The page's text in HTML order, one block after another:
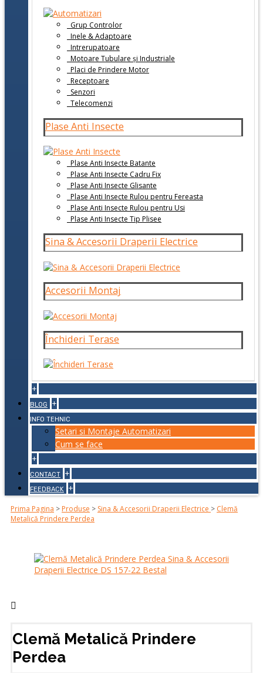
Grup Controlor
Inele & Adaptoare
Intrerupatoare
Motoare Tubulare și Industriale
Placi de Prindere Motor
Receptoare
Senzori
Telecomenzi
Plase Anti Insecte
Plase Anti Insecte Batante
Plase Anti Insecte Cadru Fix
Plase Anti Insecte Glisante
Plase Anti Insecte Rulou pentru Fereasta
Plase Anti Insecte Rulou pentru Usi
Plase Anti Insecte Tip Plisee
Sina & Accesorii Draperii Electrice
Accesorii Montaj
Închideri Terase
+
BLOG +
INFO TEHNIC
Setari si Montaje Automatizari
Cum se face
+
CONTACT +
FEEDBACK +
Prima Pagina > Produse > Sina & Accesorii Draperii Electrice > Clemă
Metalică Prindere Perdea
Clemă Metalică Prindere
Perdea